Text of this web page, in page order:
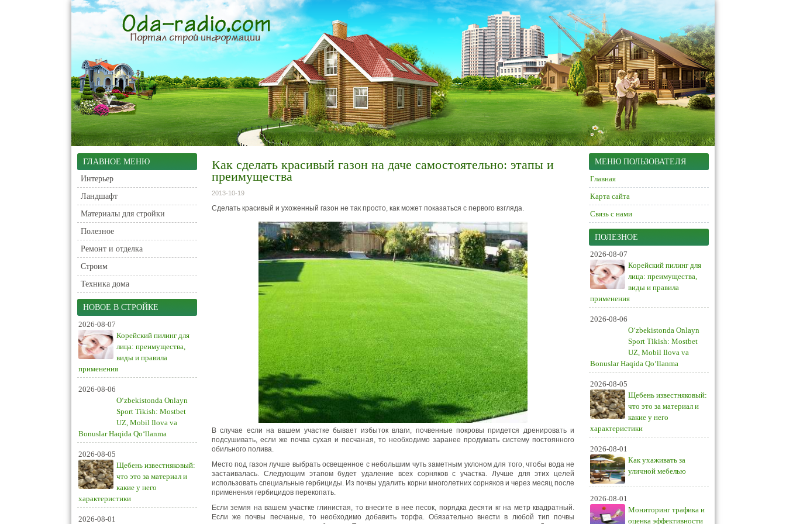
ГЛАВНОЕ МЕНЮ
Интерьер
Ландшафт
Материалы для стройки
Полезное
Ремонт и отделка
Строим
Техника дома
НОВОЕ В СТРОЙКЕ
2026-08-07
Корейский пилинг для
лица: преимущества,
виды и правила
применения
2026-08-06
O‘zbekistonda Onlayn
Sport Tikish: Mostbet
UZ, Mobil Ilova va
Bonuslar Haqida Qo‘llanma
2026-08-05
Щебень известняковый:
что это за материал и
какие у него
характеристики
2026-08-01
Как сделать красивый газон на даче самостоятельно: этапы и
преимущества
2013-10-19
Сделать красивый и ухоженный газон не так просто, как может показаться с первого взгляда.
В случае если на вашем участке бывает избыток влаги, почвенные покровы придется дренировать и
подсушивать, если же почва сухая и песчаная, то необходимо заранее продумать систему постоянного
обильного полива.
Место под газон лучше выбрать освещенное с небольшим чуть заметным уклоном для того, чтобы вода не
застаивалась. Следующим этапом будет удаление всех сорняков с участка. Лучше для этих целей
использовать специальные гербициды. Из почвы удалить корни многолетних сорняков и через месяц после
применения гербицидов перекопать.
Если земля на вашем участке глинистая, то внесите в нее песок, порядка десяти кг на метр квадратный.
Если же почвы песчаные, то необходимо добавить торфа. Обязательно внести в любой тип почвы
МЕНЮ ПОЛЬЗОВАТЕЛЯ
Главная
Карта сайта
Связь с нами
ПОЛЕЗНОЕ
2026-08-07
Корейский пилинг для
лица: преимущества,
виды и правила
применения
2026-08-06
O‘zbekistonda Onlayn
Sport Tikish: Mostbet
UZ, Mobil Ilova va
Bonuslar Haqida Qo‘llanma
2026-08-05
Щебень известняковый:
что это за материал и
какие у него
характеристики
2026-08-01
Как ухаживать за
уличной мебелью
2026-08-01
Мониторинг трафика и
оценка эффективности